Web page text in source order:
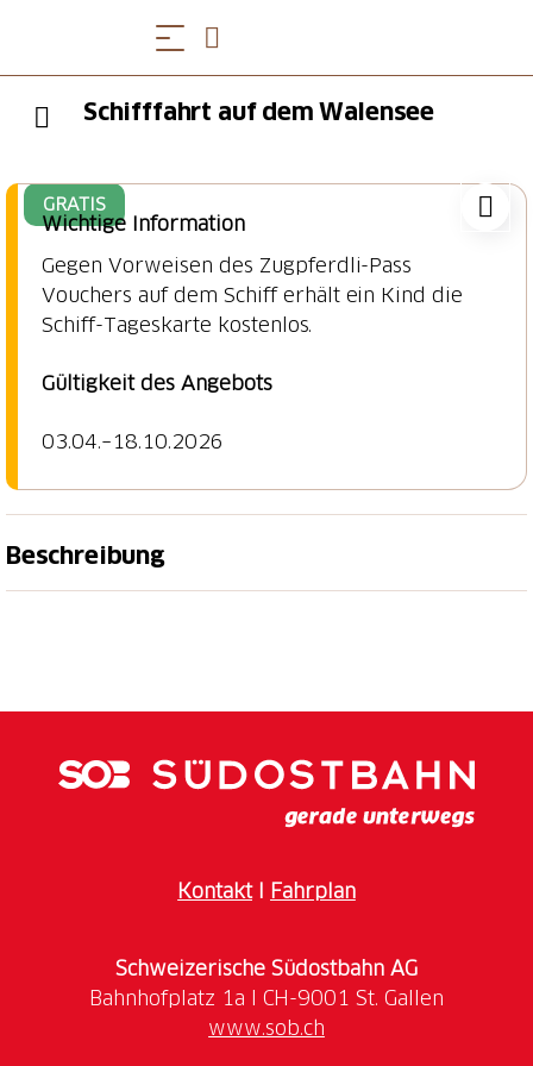
Schifffahrt auf dem Walensee
GRATIS
Wichtige Information
Gegen Vorweisen des Zugpferdli-Pass
Vouchers auf dem Schiff erhält ein Kind die
Schiff-Tageskarte kostenlos.
Gültigkeit des Angebots
03.04.–18.10.2026
Beschreibung
Eine Schifffahrt auf dem glitzernden See ist für Gross
sich zurück und geniessen Sie die Fahrt zu den
schönsten Orten am Ufer. An Land laden Spielplätze,
Badestellen und Schwimmbäder zum Verweilen und
KontaktI Fahrplan
Schweizerische Südostbahn AG
www.sob.ch